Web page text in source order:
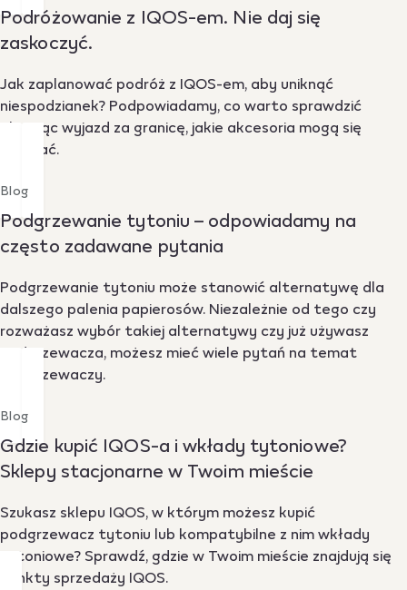
Podróżowanie z IQOS-em. Nie daj się
zaskoczyć.
Jak zaplanować podróż z IQOS-em, aby uniknąć
niespodzianek? Podpowiadamy, co warto sprawdzić
planując wyjazd za granicę, jakie akcesoria mogą się
przydać.
Blog
Podgrzewanie tytoniu – odpowiadamy na
często zadawane pytania
Podgrzewanie tytoniu może stanowić alternatywę dla
dalszego palenia papierosów. Niezależnie od tego czy
rozważasz wybór takiej alternatywy czy już używasz
podgrzewacza, możesz mieć wiele pytań na temat
podgrzewaczy.
Blog
Gdzie kupić IQOS-a i wkłady tytoniowe?
Sklepy stacjonarne w Twoim mieście
Szukasz sklepu IQOS, w którym możesz kupić
podgrzewacz tytoniu lub kompatybilne z nim wkłady
tytoniowe? Sprawdź, gdzie w Twoim mieście znajdują się
punkty sprzedaży IQOS.